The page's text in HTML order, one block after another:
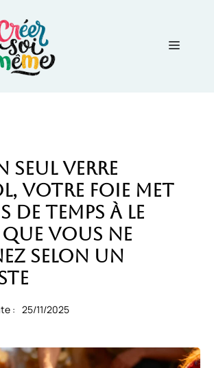
Menu
seul verre
votre foie met
de temps à le
vous ne
selon un
: 25/11/2025